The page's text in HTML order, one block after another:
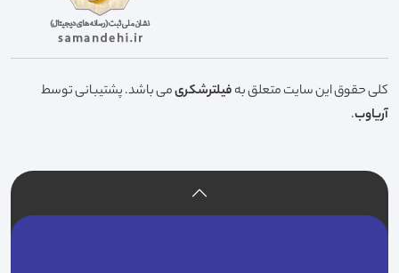
کلی حقوق این سایت متعلق بهفیلترشکریمی باشد. پشتیبانی توسط
آریاوب.